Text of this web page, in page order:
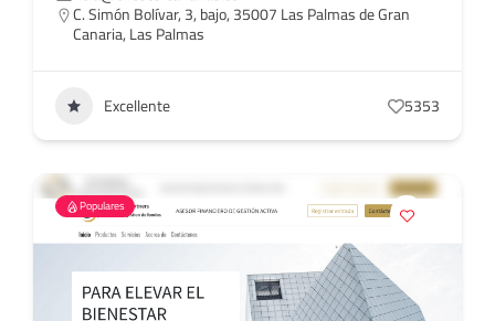
C. Simón Bolívar, 3, bajo, 35007 Las Palmas de Gran
Canaria, Las Palmas
Excellente 5353
Populares